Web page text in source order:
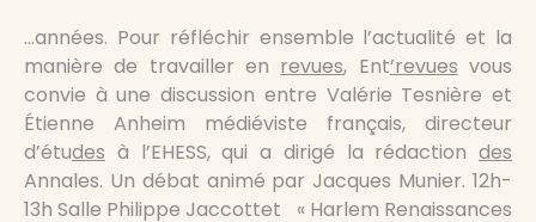
…années. Pour réfléchir ensemble l’actualité et la
manière de travailler en revues, Ent’revues vous
convie à une discussion entre Valérie Tesnière et
Étienne Anheim médiéviste français, directeur
d’études à l’EHESS, qui a dirigé la rédaction des
Annales. Un débat animé par Jacques Munier. 12h-
13h Salle Philippe Jaccottet « Harlem Renaissances